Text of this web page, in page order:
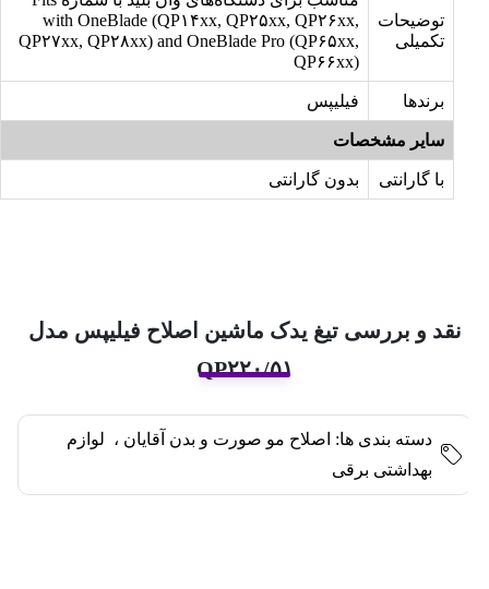
توضیحات
تکمیلی
with OneBlade (QP۱۴xx, QP۲۵xx, QP۲۶xx,
QP۲۷xx, QP۲۸xx) and OneBlade Pro (QP۶۵xx,
QP۶۶xx)
برندها فیلیپس
سایر مشخصات
با گارانتی بدون گارانتی
نقد و بررسی تیغ یدک ماشین اصلاح فیلیپس مدل
QP۲۲۰/۵۱
دسته بندی ها: اصلاح مو صورت و بدن آقایان ، لوازم
بهداشتی برقی